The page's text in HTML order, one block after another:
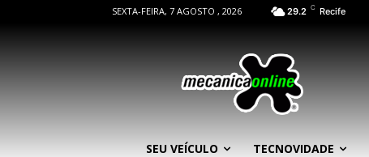
SEXTA-FEIRA, 7 AGOSTO , 2026 29.2 C Recife
SEU VEÍCULO TECNOVIDADE